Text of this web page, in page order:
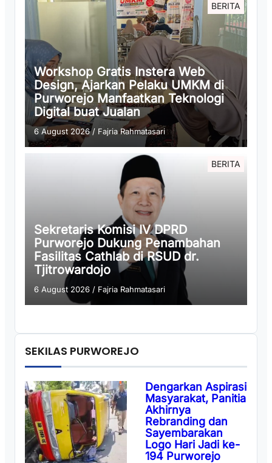
BERITA
Workshop Gratis Instera Web
Design, Ajarkan Pelaku UMKM di
Purworejo Manfaatkan Teknologi
Digital buat Jualan
6 August 2026/ Fajria Rahmatasari
BERITA
Sekretaris Komisi IV DPRD
Purworejo Dukung Penambahan
Fasilitas Cathlab di RSUD dr.
Tjitrowardojo
6 August 2026 / Fajria Rahmatasari
SEKILAS PURWOREJO
Dengarkan Aspirasi
Masyarakat, Panitia
Akhirnya
Rebranding dan
Sayembarakan
Logo Hari Jadi ke-
194 Purworejo